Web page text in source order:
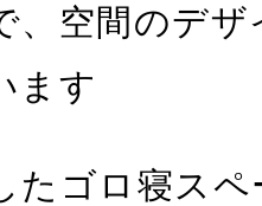
、空間のデ
ます
たゴロ寝ス